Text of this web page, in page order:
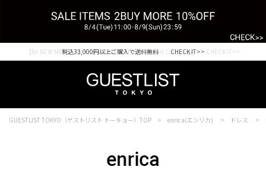
税込33,000円以上ご購入で送料無料 CHECK IT>>
【for NEW MEMBER】新規会員様1000Point Present Campaign CHECK IT>>
GUESTLIST TOKYO（ゲストリスト トーキョー）TOP enrica(エンリカ) ドレス